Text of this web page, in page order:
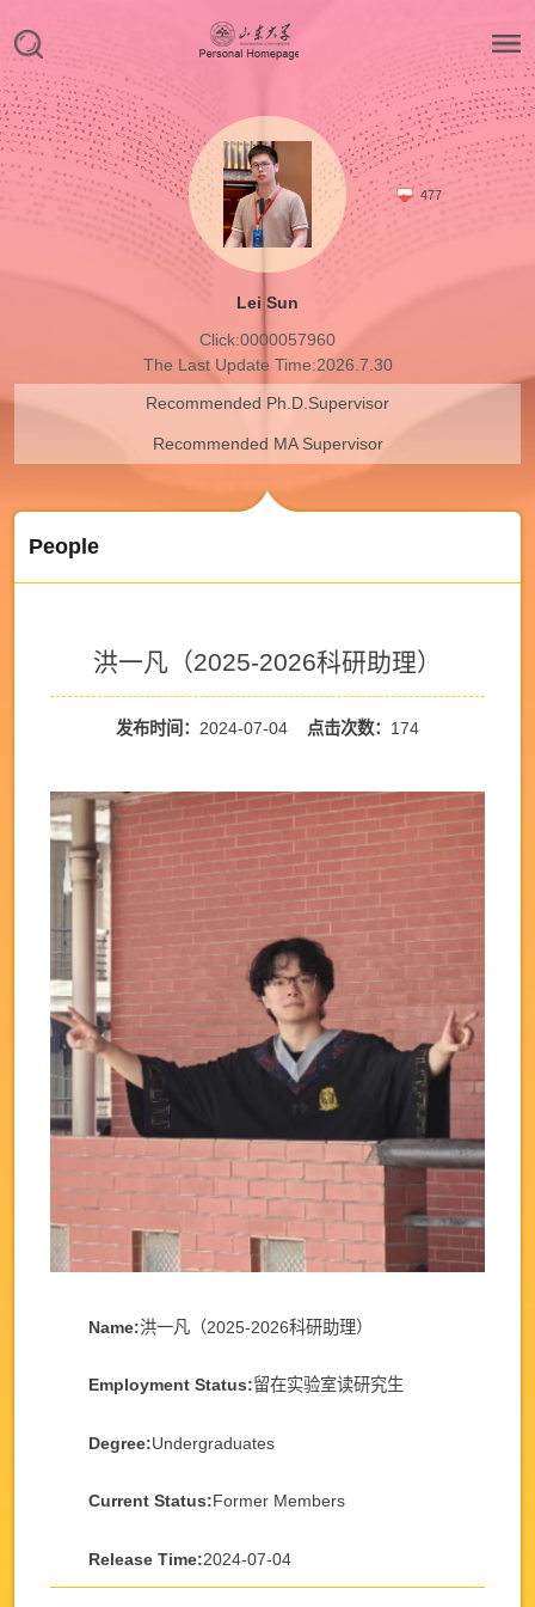
477
Lei Sun
Click:0000057960
The Last Update Time:2026.7.30
Recommended Ph.D.Supervisor
Recommended MA Supervisor
People
洪一凡（2025-2026科研助理）
发布时间： 2024-07-04 点击次数： 174
Name:洪一凡（2025-2026科研助理）
Employment Status:留在实验室读研究生
Degree:Undergraduates
Current Status:Former Members
Release Time:2024-07-04